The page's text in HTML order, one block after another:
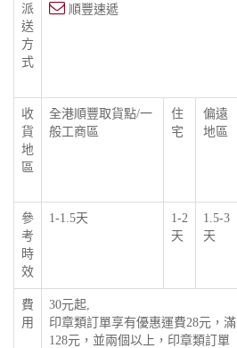
派
送
方
式
順豐速遞
收
貨
地
區
全港順豐取貨點/一
般工商區
住
宅
偏遠
地區
參
考
時
效
1-1.5天
1-2
天
1.5-3
天
費
用
30元起,
印章類訂單享有優惠運費28元，滿
128元，並兩個以上，印章類訂單